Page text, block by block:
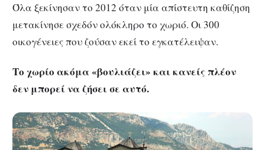
Όλα ξεκίνησαν το 2012 όταν μία απίστευτη καθίζηση
μετακίνησε σχεδόν ολόκληρο το χωριό. Οι 300
οικογένειες που ζούσαν εκεί το εγκατέλειψαν.
Το χωρίο ακόμα «βουλιάζει» και κανείς πλέον
δεν μπορεί να ζήσει σε αυτό.